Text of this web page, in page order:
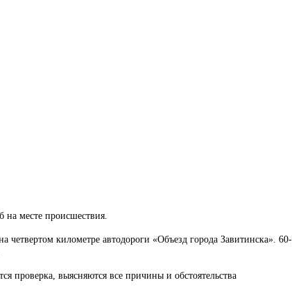
месте происшествия.
километре автодороги «Объезд города Завитинска». 60-
выясняются все причины и обстоятельства